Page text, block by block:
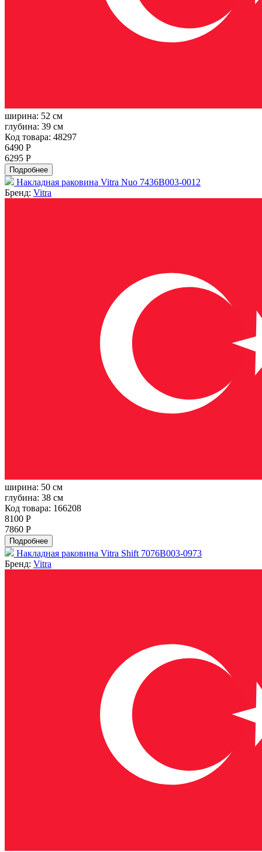
ширина: 52 см
глубина: 39 см
Код товара: 48297
6490 Р
6295 Р
Подробнее
Накладная раковина Vitra Nuo 7436B003-0012
Бренд: Vitra
ширина: 50 см
глубина: 38 см
Код товара: 166208
8100 Р
7860 Р
Подробнее
Накладная раковина Vitra Shift 7076B003-0973
Бренд: Vitra